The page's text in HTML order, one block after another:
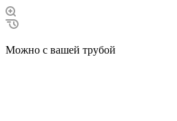
Можно с вашей трубой